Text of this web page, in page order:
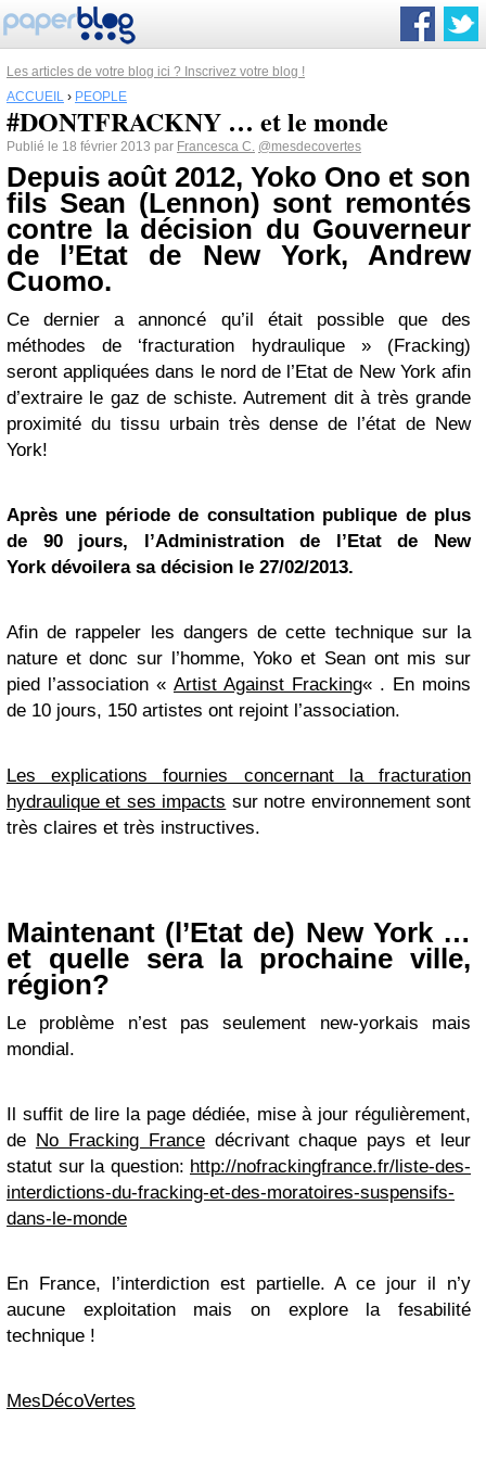
Les articles de votre blog ici ? Inscrivez votre blog !
ACCUEIL › PEOPLE
#DONTFRACKNY … et le monde
Publié le 18 février 2013 par Francesca C. @mesdecovertes
Depuis août 2012, Yoko Ono et son
fils Sean (Lennon) sont remontés
contre la décision du Gouverneur
de l’Etat de New York, Andrew
Cuomo.
Ce dernier a annoncé qu’il était possible que des
méthodes de ‘fracturation hydraulique » (Fracking)
seront appliquées dans le nord de l’Etat de New York afin
d’extraire le gaz de schiste. Autrement dit à très grande
proximité du tissu urbain très dense de l’état de New
York!
Après une période de consultation publique de plus
de 90 jours, l’Administration de l’Etat de New
York dévoilera sa décision le 27/02/2013.
Afin de rappeler les dangers de cette technique sur la
nature et donc sur l’homme, Yoko et Sean ont mis sur
pied l’association « Artist Against Fracking« . En moins
de 10 jours, 150 artistes ont rejoint l’association.
Les explications fournies concernant la fracturation
hydraulique et ses impacts sur notre environnement sont
très claires et très instructives.
Maintenant (l’Etat de) New York …
et quelle sera la prochaine ville,
région?
Le problème n’est pas seulement new-yorkais mais
mondial.
Il suffit de lire la page dédiée, mise à jour régulièrement,
de No Fracking Francedécrivant chaque pays et leur
statut sur la question: http://nofrackingfrance.fr/liste-des-
interdictions-du-fracking-et-des-moratoires-suspensifs-
dans-le-monde
En France, l’interdiction est partielle. A ce jour il n’y
aucune exploitation mais on explore la fesabilité
technique !
MesDécoVertes